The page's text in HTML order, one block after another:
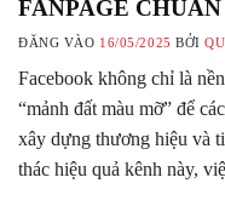
FANPAGE CHUẨN
ĐĂNG VÀO 16/05/2025 BỞI
Facebook không chỉ là
“mảnh đất màu mỡ” để
xây dựng thương hiệu và
thác hiệu quả kênh này,